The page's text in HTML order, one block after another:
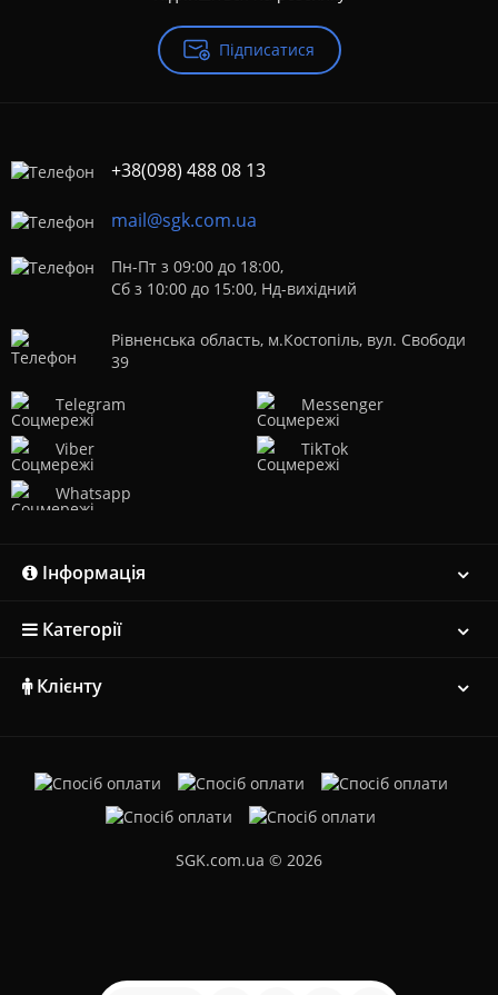
Підписатися
+38(098) 488 08 13
mail@sgk.com.ua
Пн-Пт з 09:00 до 18:00,
Сб з 10:00 до 15:00, Нд-вихідний
Рівненська область, м.Костопіль, вул. Свободи
39
Telegram
Viber
Whatsapp
Messenger
TikTok
Інформація
Категорії
Клієнту
SGK.com.ua © 2026